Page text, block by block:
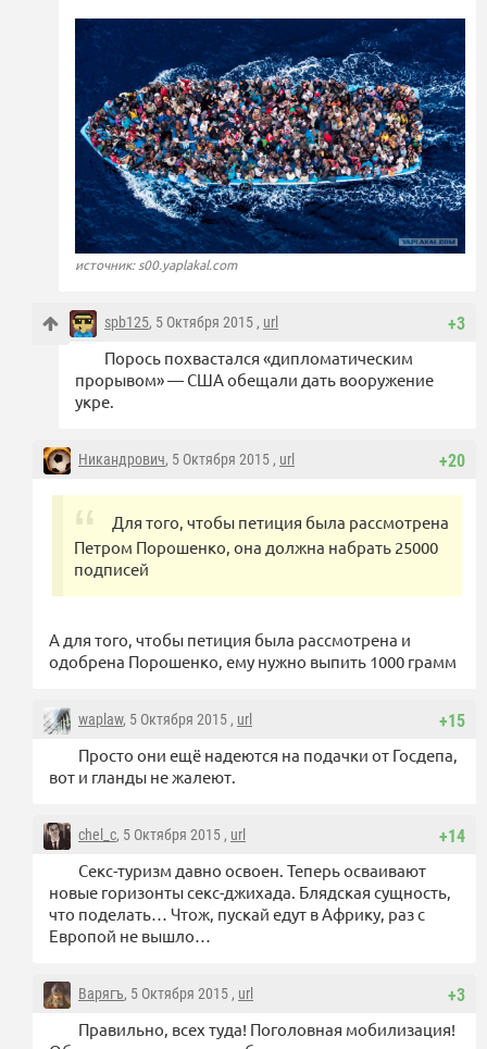
источник: s00.yaplakal.com
+3
spb125, 5 Октября 2015 , url
Порось похвастался «дипломатическим
прорывом» — США обещали дать вооружение
укре.
+20
Никандрович, 5 Октября 2015 , url
Для того, чтобы петиция была рассмотрена
Петром Порошенко, она должна набрать 25000
подписей
А для того, чтобы петиция была рассмотрена и
одобрена Порошенко, ему нужно выпить 1000 грамм
+15
waplaw, 5 Октября 2015 , url
Просто они ещё надеются на подачки от Госдепа,
вот и гланды не жалеют.
+14
chel_c, 5 Октября 2015 , url
Секс-туризм давно освоен. Теперь осваивают
новые горизонты секс-джихада. Блядская сущность,
что поделать… Чтож, пускай едут в Африку, раз с
Европой не вышло…
+3
Варягъ, 5 Октября 2015 , url
Правильно, всех туда! Поголовная мобилизация!